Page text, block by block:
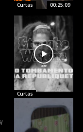
Curtas 00:25:09
Curtas